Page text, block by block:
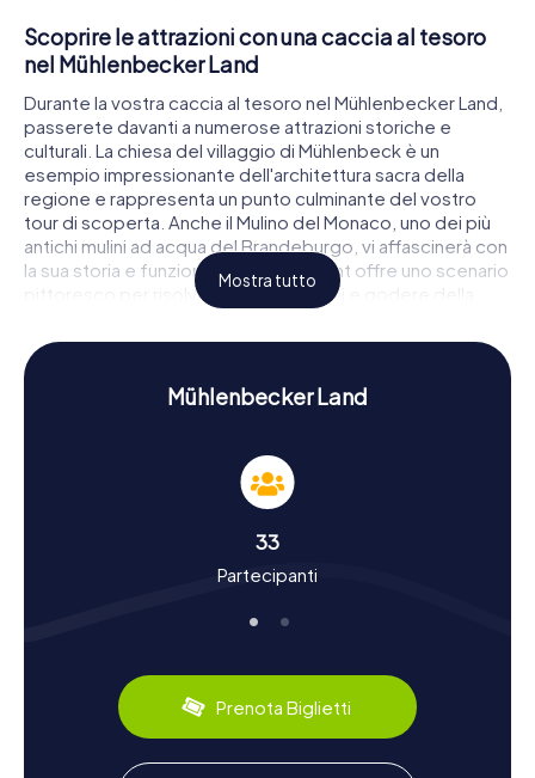
Scoprire le attrazioni con una caccia al tesoro
nel Mühlenbecker Land
Durante la vostra caccia al tesoro nel Mühlenbecker Land,
passerete davanti a numerose attrazioni storiche e
culturali. La chiesa del villaggio di Mühlenbeck è un
esempio impressionante dell'architettura sacra della
regione e rappresenta un punto culminante del vostro
tour di scoperta. Anche il Mulino del Monaco, uno dei più
antichi mulini ad acqua del Brandeburgo, vi affascinerà con
la sua storia e funzione. Il lago di Summt offre uno scenario
pittoresco per risolvere i vostri enigmi e godere della
Mühlenbecker Land riserva compiti emozionanti che
metteranno alla prova il vostro spirito di squadra e la
Durante le cacce al tesoro nel Mühlenbecker Land,
La regione, nata nel 2003 dall'unione delle quattro frazioni
di Mühlenbeck, Schildow, Schönfließ e Zühlsdorf, ha una
stato menzionato già nel XIII secolo? Questi e altri fatti
scoperta. Oltre alla storia, potrete anche conoscere le
specialità culinarie della regione, come i tradizionali
Knacker del Brandeburgo, ideali per un picnic al lago di
Mostra tutto
Mühlenbecker Land
33
Partecipanti
Prenota Biglietti